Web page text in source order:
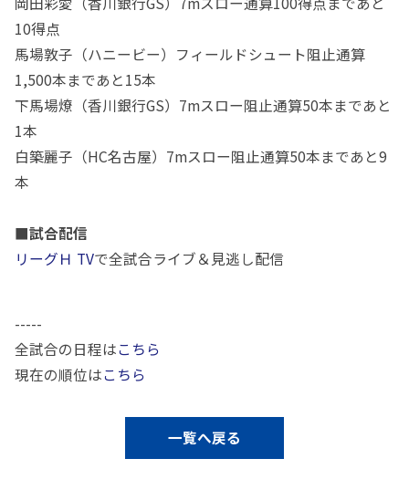
10得点
馬場敦子（ハニービー）フィールドシュート阻止通算
1,500本まであと15本
下馬場燎（香川銀行GS）7mスロー阻止通算50本まであと
1本
白築麗子（HC名古屋）7mスロー阻止通算50本まであと9
本
■試合配信
リーグＨ TVで全試合ライブ＆見逃し配信
-----
全試合の日程はこちら
現在の順位はこちら
一覧へ戻る